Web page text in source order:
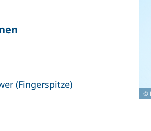
(Fingerspitze)
©